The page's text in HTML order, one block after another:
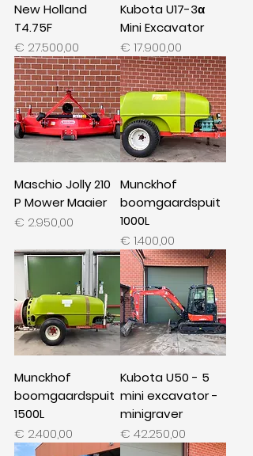
New Holland
T4.75F
Prijs
€ 27.500,00
Kubota U17-3α
Mini Excavator
Prijs
€ 17.900,00
Maschio Jolly 210
P Mower Maaier
Prijs
€ 2.950,00
Munckhof
boomgaardspuit
1000L
Prijs
€ 1.400,00
Munckhof
boomgaardspuit
1500L
Prijs
€ 2.400,00
Kubota U50 - 5
mini excavator -
minigraver
Prijs
€ 42.250,00